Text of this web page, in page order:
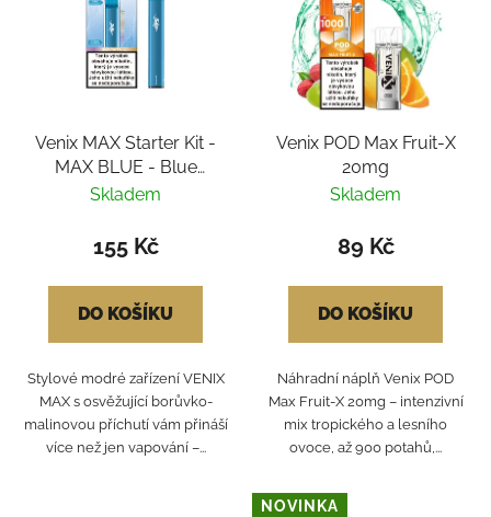
Venix MAX Starter Kit -
MAX BLUE - Blue
Raspberry-X 20mg
Skladem
155 Kč
DO KOŠÍKU
Stylové modré zařízení VENIX
MAX s osvěžující borůvko-
malinovou příchutí vám přináší
více než jen vapování –...
Venix POD Max Fruit-X
20mg
Skladem
89 Kč
DO KOŠÍKU
Náhradní náplň Venix POD
Max Fruit-X 20mg – intenzivní
mix tropického a lesního
ovoce, až 900 potahů,...
NOVINKA